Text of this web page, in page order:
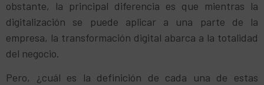
obstante, la principal diferencia es que mientras la
digitalización se puede aplicar a una parte de la
empresa, la transformación digital abarca a la totalidad
del negocio.
Pero, ¿cuál es la definición de cada una de estas